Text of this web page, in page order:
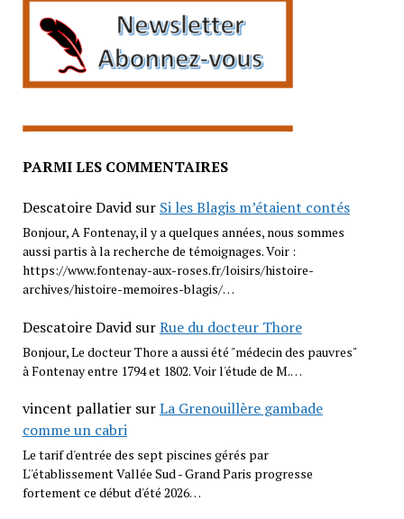
PARMI LES COMMENTAIRES
Descatoire Davidsur Si les Blagis m’étaient contés
Bonjour, A Fontenay, il y a quelques années, nous sommes
aussi partis à la recherche de témoignages. Voir :
https://www.fontenay-aux-roses.fr/loisirs/histoire-
archives/histoire-memoires-blagis/…
Descatoire DavidsurRue du docteur Thore
Bonjour, Le docteur Thore a aussi été "médecin des pauvres"
à Fontenay entre 1794 et 1802. Voir l'étude de M.…
vincent pallatiersurLa Grenouillère gambade
comme un cabri
Le tarif d'entrée des sept piscines gérés par
L''établissement Vallée Sud - Grand Paris progresse
fortement ce début d'été 2026…